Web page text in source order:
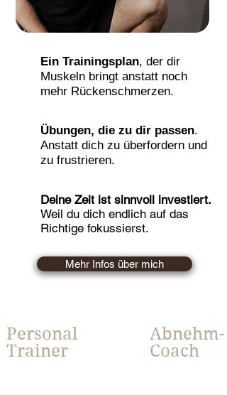
Ein Trainingsplan, der dir
Muskeln bringt anstatt noch
mehr Rückenschmerzen.
Übungen, die zu dir passen.
Anstatt dich zu überfordern und
zu frustrieren.
Deine Zeit ist sinnvoll investiert.
Weil du dich endlich auf das
Richtige fokussierst.
Mehr Infos über mich
Personal
Trainer
Abnehm-
Coach